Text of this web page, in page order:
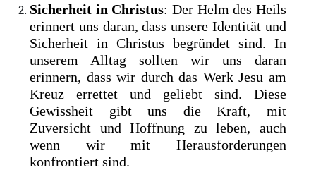
Sicherheit in Christus: Der Helm des Heils
erinnert uns daran, dass unsere Identität und
Sicherheit in Christus begründet sind. In
unserem Alltag sollten wir uns daran
erinnern, dass wir durch das Werk Jesu am
Kreuz errettet und geliebt sind. Diese
Gewissheit gibt uns die Kraft, mit
Zuversicht und Hoffnung zu leben, auch
wenn wir mit Herausforderungen
konfrontiert sind.